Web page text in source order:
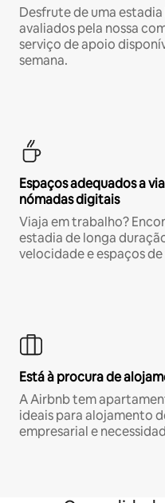
Desfrute de uma
avaliados pela nossa
serviço de apoio
semana.
Espaços adequados a
nómadas digitais
Viaja em trabalho?
estadia de longa
velocidade e espaços
Está à procura de
A Airbnb tem
ideais para alojamento
empresarial e